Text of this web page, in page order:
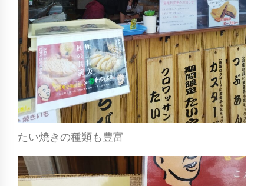
たい焼きの種類も豊富